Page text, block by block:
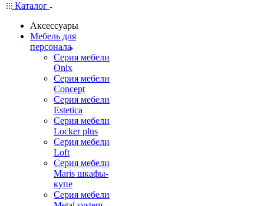
Каталог
Аксессуары
Мебель для
персонала
Серия мебели
Onix
Серия мебели
Concept
Серия мебели
Estetica
Серия мебели
Locker plus
Серия мебели
Loft
Серия мебели
Maris шкафы-
купе
Серия мебели